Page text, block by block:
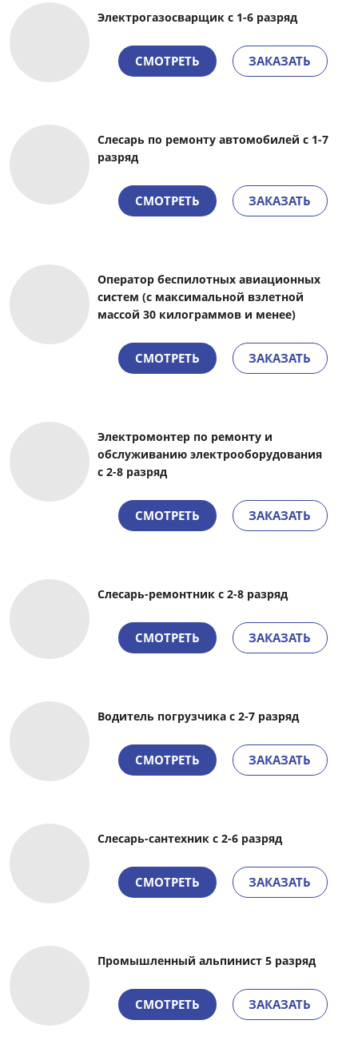
Электрогазосварщик с 1-6 разряд
СМОТРЕТЬ ЗАКАЗАТЬ
Слесарь по ремонту автомобилей с 1-7
разряд
СМОТРЕТЬ ЗАКАЗАТЬ
Оператор беспилотных авиационных
систем (с максимальной взлетной
массой 30 килограммов и менее)
СМОТРЕТЬ ЗАКАЗАТЬ
Электромонтер по ремонту и
обслуживанию электрооборудования
с 2-8 разряд
СМОТРЕТЬ ЗАКАЗАТЬ
Слесарь-ремонтник с 2-8 разряд
СМОТРЕТЬ ЗАКАЗАТЬ
Водитель погрузчика с 2-7 разряд
СМОТРЕТЬ ЗАКАЗАТЬ
Слесарь-сантехник с 2-6 разряд
СМОТРЕТЬ ЗАКАЗАТЬ
Промышленный альпинист 5 разряд
СМОТРЕТЬ ЗАКАЗАТЬ